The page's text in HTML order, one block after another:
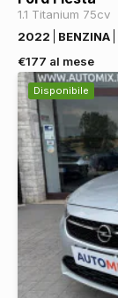
1.1 Titanium 75cv
2022
BENZINA
€177 al mese
Disponibile